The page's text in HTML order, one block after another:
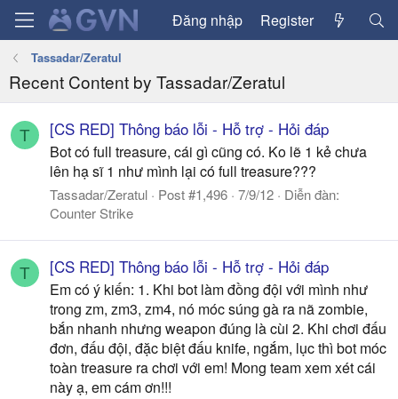
Đăng nhập Register
Tassadar/Zeratul
Recent Content by Tassadar/Zeratul
T [CS RED] Thông báo lỗi - Hỗ trợ - Hỏi đáp
Bot có full treasure, cái gì cũng có. Ko lẽ 1 kẻ chưa
lên hạ sĩ 1 như mình lại có full treasure???
Tassadar/Zeratul Post #1,496 7/9/12
Diễn đàn:
Counter Strike
T [CS RED] Thông báo lỗi - Hỗ trợ - Hỏi đáp
Em có ý kiến: 1. Khi bot làm đồng đội với mình như
trong zm, zm3, zm4, nó móc súng gà ra nã zombie,
bắn nhanh nhưng weapon đúng là cùi 2. Khi chơi đấu
đơn, đấu đội, đặc biệt đấu knife, ngắm, lục thì bot móc
toàn treasure ra chơi với em! Mong team xem xét cái
này ạ, em cám ơn!!!